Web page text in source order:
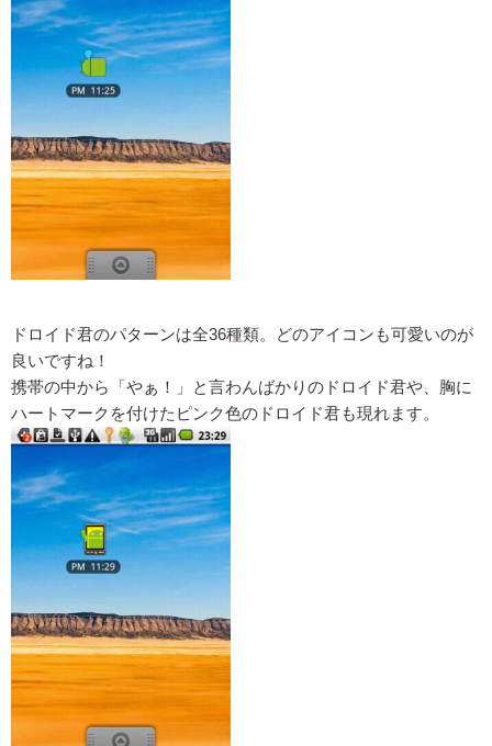
ドロイド君のパターンは全36種類。どのアイコンも可愛いのが
良いですね！
携帯の中から「やぁ！」と言わんばかりのドロイド君や、胸に
ハートマークを付けたピンク色のドロイド君も現れます。